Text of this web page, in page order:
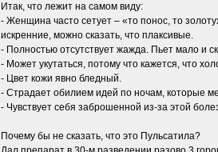
Итак, что лежит на самом виду:
- Женщина часто сетует – «то понос, то
искренние, можно сказать, что плаксивые.
- Полностью отсутствует жажда. Пьет мало и
- Может укутаться, потому что кажется, что
- Цвет кожи явно бледный.
- Страдает обилием идей по ночам, которые
- Чувствует себя заброшенной из-за этой
Почему бы не сказать, что это Пульсатила?